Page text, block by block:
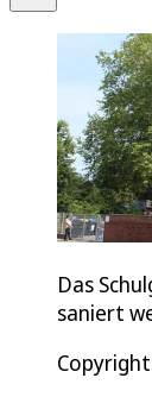
Das
saniert